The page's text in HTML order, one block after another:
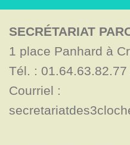
SECRÉTARIAT
1 place Panhard à
Tél. :
Courriel :